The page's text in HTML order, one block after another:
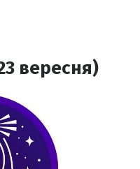
вересня)